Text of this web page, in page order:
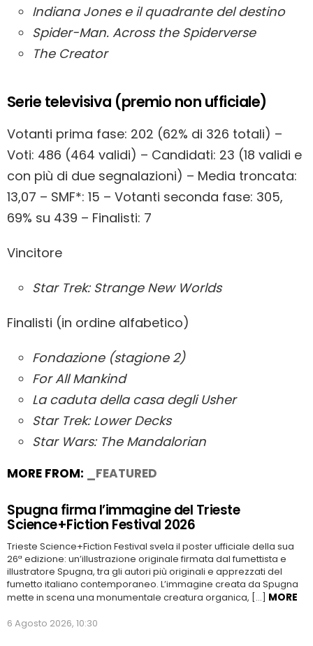
Indiana Jones e il quadrante del destino
Spider-Man. Across the Spiderverse
The Creator
Serie televisiva (premio non ufficiale)
Votanti prima fase: 202 (62% di 326 totali) –
Voti: 486 (464 validi) – Candidati: 23 (18 validi e
con più di due segnalazioni) – Media troncata:
13,07 – SMF*: 15 – Votanti seconda fase: 305,
69% su 439 – Finalisti: 7
Vincitore
Star Trek: Strange New Worlds
Finalisti (in ordine alfabetico)
Fondazione (stagione 2)
For All Mankind
La caduta della casa degli Usher
Star Trek: Lower Decks
Star Wars: The Mandalorian
MORE FROM: _FEATURED
Spugna firma l’immagine del Trieste
Science+Fiction Festival 2026
Trieste Science+Fiction Festival svela il poster ufficiale della sua
26ª edizione: un’illustrazione originale firmata dal fumettista e
illustratore Spugna, tra gli autori più originali e apprezzati del
fumetto italiano contemporaneo. L’immagine creata da Spugna
mette in scena una monumentale creatura organica, […] MORE
6 Agosto 2026, 10:30